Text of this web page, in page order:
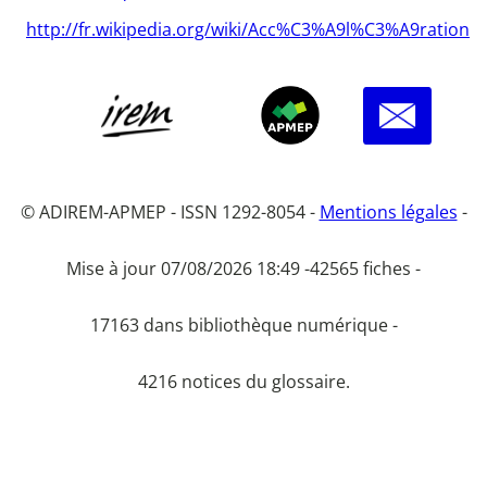
http://fr.wikipedia.org/wiki/Acc%C3%A9l%C3%A9ration
© ADIREM-APMEP - ISSN 1292-8054 - Mentions légales -
Mise à jour 07/08/2026 18:49 -42565 fiches -
17163 dans bibliothèque numérique -
4216 notices du glossaire.